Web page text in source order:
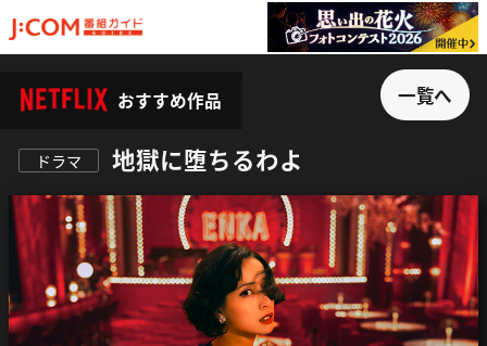
おすすめ作品 一覧へ
ドラマ 地獄に堕ちるわよ